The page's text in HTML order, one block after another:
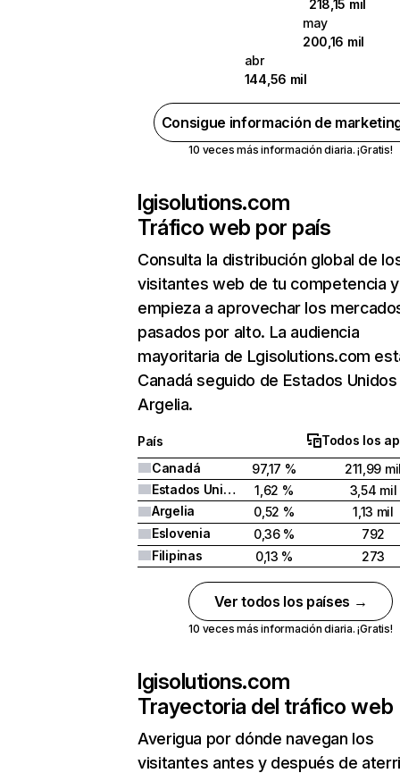
218,15 mil
may
200,16 mil
abr
144,56 mil
Consigue información de
10 veces más información diaria. ¡Gratis!
lgisolutions.com
Tráfico web por país
Consulta la distribución global de
visitantes web de tu competencia y
empieza a aprovechar los
pasados por alto. La audiencia
mayoritaria de Lgisolutions.com
Canadá seguido de Estados
Argelia.
País
Todos los
Canadá
97,17 %
211,99
Estados Unidos
1,62 %
3,54 mil
Argelia
0,52 %
1,13 mil
Eslovenia
0,36 %
792
Filipinas
0,13 % 273
Ver todos los países →
10 veces más información diaria. ¡Gratis!
lgisolutions.com
Trayectoria del tráfico web
Averigua por dónde navegan los
visitantes antes y después de